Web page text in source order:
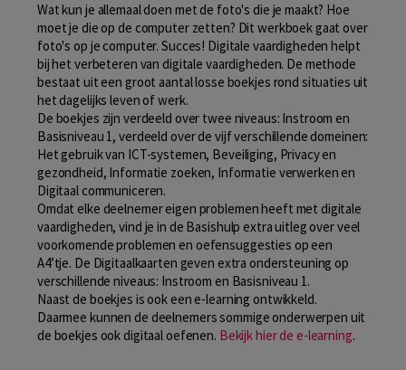
Wat kun je allemaal doen met de foto's die je maakt? Hoe
moet je die op de computer zetten? Dit werkboek gaat over
foto's op je computer. Succes! Digitale vaardigheden helpt
bij het verbeteren van digitale vaardigheden. De methode
bestaat uit een groot aantal losse boekjes rond situaties uit
het dagelijks leven of werk.
De boekjes zijn verdeeld over twee niveaus: Instroom en
Basisniveau 1, verdeeld over de vijf verschillende domeinen:
Het gebruik van ICT-systemen, Beveiliging, Privacy en
gezondheid, Informatie zoeken, Informatie verwerken en
Digitaal communiceren.
Omdat elke deelnemer eigen problemen heeft met digitale
vaardigheden, vind je in de Basishulp extra uitleg over veel
voorkomende problemen en oefensuggesties op een
A4’tje. De Digitaalkaarten geven extra ondersteuning op
verschillende niveaus: Instroom en Basisniveau 1.
Naast de boekjes is ook een e-learning ontwikkeld.
Daarmee kunnen de deelnemers sommige onderwerpen uit
de boekjes ook digitaal oefenen. Bekijk hier de e-learning.